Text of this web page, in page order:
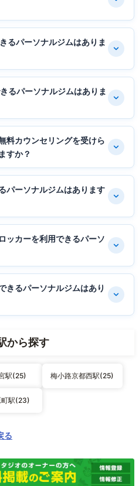
るパーソナルジムはありま
るパーソナルジムはありま
料カウンセリングを受けら
すか？
パーソナルジムはあります
ッカーを利用できるパーソ
きるパーソナルジムはあり
から探す
駅(25) 梅小路京都西駅(25)
町駅(23)
る